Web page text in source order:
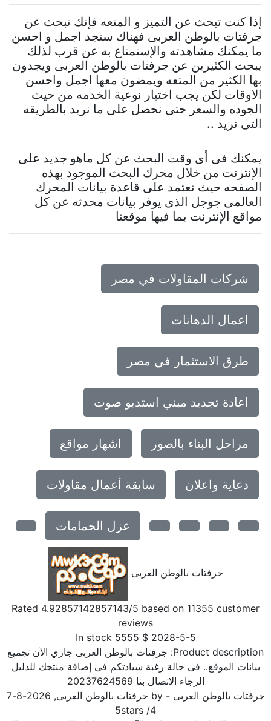
إذا كنت تبحث عن التميز و المتعه فإنك تبحث عن
جرفتات بالوطن العربى فهناك ستجد اجمل و احسن
ما يمكنك مشاهدته والإستمتاع به عن قرب لذلك
يبحث الكثيرين عن جرفتات بالوطن العربى ويجدون
بها الكثير من المتعه ويمضون معها اجمل واحسن
الاوقات لكن يجب اختيار نوعية الخدمه من حيث
الجوده والسعر حتى نحصل على ما نريد بالطريقه
التى نريد ..
يمكنك فى أى وقت البحث عن كل ماهو جديد على
الإنترنت من خلال محرك البحث الموجود بهذه
الصفحه حيث نعتمد على قاعدة بيانات المحرك
العالمى جوجل الذى يوفر بيانات محدثه عن كل
مواقع الإنترنت بما فيها موقعنا
شركات المقاولات في مصر
اعمال الدهانات
طرق الاستثمار في مصر
اعادة تجديد مبني استديو صوت
مراحل البناء بالصور اشهار مواقع
دعاية واعلان سابقة أعمال مقاولات
عزل الحمامات
جرفتات بالوطن العربى
Rated4.92857142857143 /5 based on11355customer
reviews
2028-5-5
$
5555
In stock
Product جرفتات بالوطن العربى جاري الآن تجميع
بيانات الموقع.. فى حالة رغبة سيادتكم فى إضافة منتجك للدليل
الرجاء الاتصال بنا 20237624569
بالوطن العربى- by جرفتات بالوطن العربى,
2026-8-7
/
5stars